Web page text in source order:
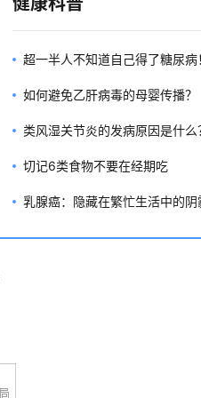
超一半人不知道自己得了糖尿
象要小心
如何避免乙肝病毒的母婴传播？
类风湿关节炎的发病原因是什么
切记6类食物不要在经期吃
乳腺癌：隐藏在繁忙生活中的阴